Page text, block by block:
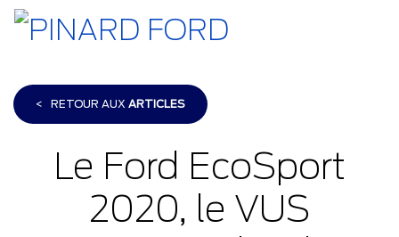
< RETOUR AUX ARTICLES
Le Ford EcoSport
2020, le VUS